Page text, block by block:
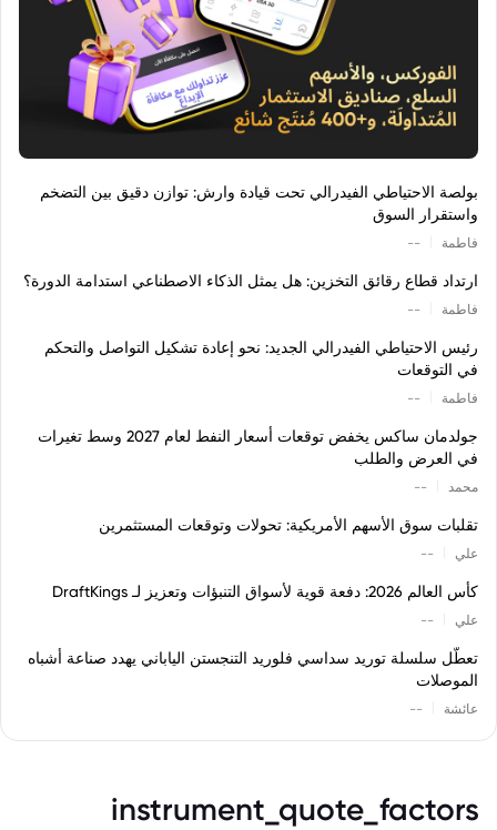
بولصة الاحتياطي الفيدرالي تحت قيادة وارش: توازن دقيق بين التضخم
واستقرار السوق
فاطمة --
ارتداد قطاع رقائق التخزين: هل يمثل الذكاء الاصطناعي استدامة الدورة؟
فاطمة --
رئيس الاحتياطي الفيدرالي الجديد: نحو إعادة تشكيل التواصل والتحكم
في التوقعات
فاطمة --
جولدمان ساكس يخفض توقعات أسعار النفط لعام 2027 وسط تغيرات
في العرض والطلب
محمد --
تقلبات سوق الأسهم الأمريكية: تحولات وتوقعات المستثمرين
علي --
كأس العالم 2026: دفعة قوية لأسواق التنبؤات وتعزيز لـ DraftKings
علي --
تعطّل سلسلة توريد سداسي فلوريد التنجستن الياباني يهدد صناعة أشباه
الموصلات
عائشة --
instrument_quote_factors